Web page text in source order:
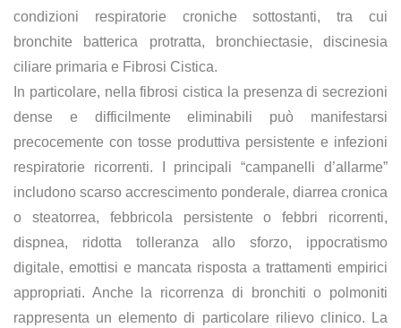
condizioni respiratorie croniche sottostanti, tra cui
bronchite batterica protratta, bronchiectasie, discinesia
ciliare primaria e Fibrosi Cistica.
In particolare, nella fibrosi cistica la presenza di secrezioni
dense e difficilmente eliminabili può manifestarsi
precocemente con tosse produttiva persistente e infezioni
respiratorie ricorrenti. I principali “campanelli d’allarme”
includono scarso accrescimento ponderale, diarrea cronica
o steatorrea, febbricola persistente o febbri ricorrenti,
dispnea, ridotta tolleranza allo sforzo, ippocratismo
digitale, emottisi e mancata risposta a trattamenti empirici
appropriati. Anche la ricorrenza di bronchiti o polmoniti
rappresenta un elemento di particolare rilievo clinico. La